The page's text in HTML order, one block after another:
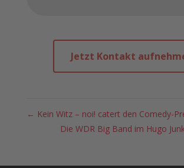
Jetzt Kontakt
← Kein Witz – noi! catert den Comedy-
Die WDR Big Band im Hugo